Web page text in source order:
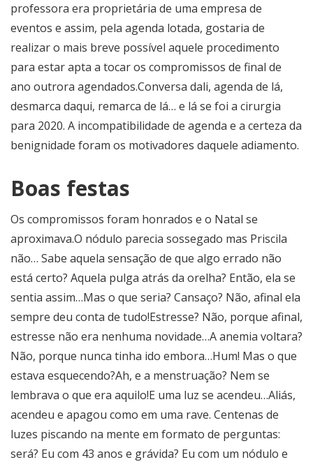
professora era proprietária de uma empresa de
eventos e assim, pela agenda lotada, gostaria de
realizar o mais breve possível aquele procedimento
para estar apta a tocar os compromissos de final de
ano outrora agendados.Conversa dali, agenda de lá,
desmarca daqui, remarca de lá… e lá se foi a cirurgia
para 2020. A incompatibilidade de agenda e a certeza da
benignidade foram os motivadores daquele adiamento.
Boas festas
Os compromissos foram honrados e o Natal se
aproximava.O nódulo parecia sossegado mas Priscila
não… Sabe aquela sensação de que algo errado não
está certo? Aquela pulga atrás da orelha? Então, ela se
sentia assim…Mas o que seria? Cansaço? Não, afinal ela
sempre deu conta de tudo!Estresse? Não, porque afinal,
estresse não era nenhuma novidade…A anemia voltara?
Não, porque nunca tinha ido embora…Hum! Mas o que
estava esquecendo?Ah, e a menstruação? Nem se
lembrava o que era aquilo!E uma luz se acendeu…Aliás,
acendeu e apagou como em uma rave. Centenas de
luzes piscando na mente em formato de perguntas:
será? Eu com 43 anos e grávida? Eu com um nódulo e